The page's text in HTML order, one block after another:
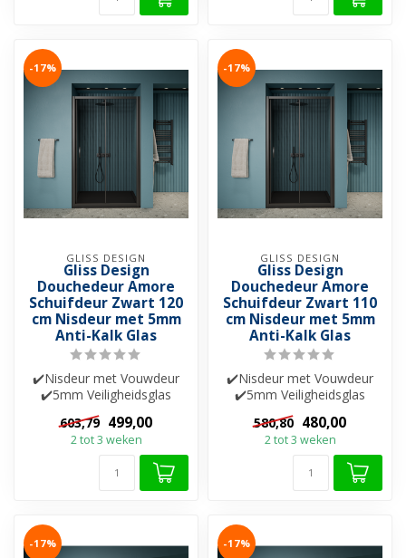
-17%
GLISS DESIGN
Gliss Design
Douchedeur Amore
Schuifdeur Zwart 120
cm Nisdeur met 5mm
Anti-Kalk Glas
✔️Nisdeur met Vouwdeur
✔️5mm Veiligheidsglas
✔️Helderglas ✔️Nano-
coating ✔️Besch...
603,79 499,00
2 tot 3 weken
-17%
GLISS DESIGN
Gliss Design
Douchedeur Amore
Schuifdeur Zwart 110
cm Nisdeur met 5mm
Anti-Kalk Glas
✔️Nisdeur met Vouwdeur
✔️5mm Veiligheidsglas
✔️Helderglas ✔️Nano-
coating ✔️Besch...
580,80 480,00
2 tot 3 weken
-17% -17%